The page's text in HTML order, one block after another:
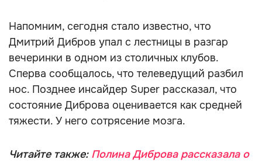
Напомним, сегодня стало известно, что
Дмитрий Дибров упал с лестницы в разгар
вечеринки в одном из столичных клубов.
Сперва сообщалось, что телеведущий разбил
нос. Позднее инсайдер Super рассказал, что
состояние Диброва оценивается как средней
тяжести. У него сотрясение мозга.
Читайте также: Полина Диброва рассказала о